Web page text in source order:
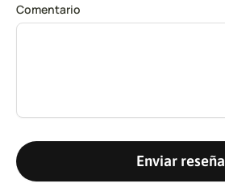
Comentario
Enviar reseña